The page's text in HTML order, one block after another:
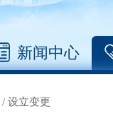
新闻中心
/ 设立变更